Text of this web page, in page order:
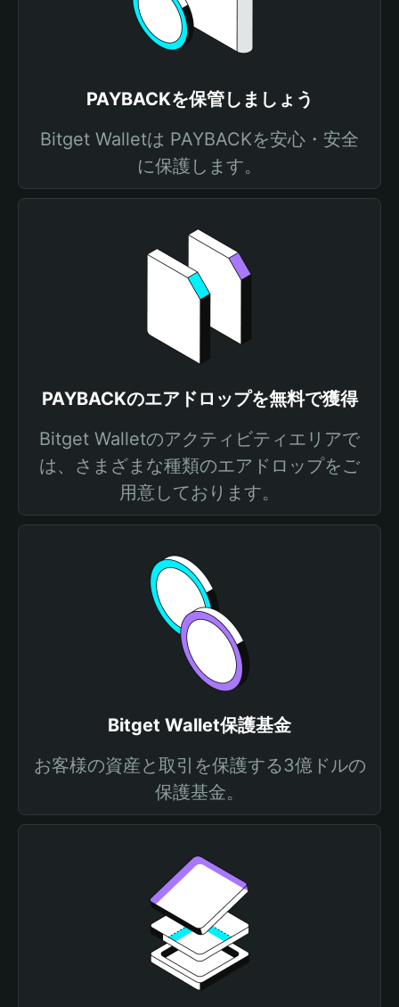
PAYBACKを保管しましょう
Bitget Walletは PAYBACKを安心・安全
に保護します。
PAYBACKのエアドロップを無料で獲得
Bitget Walletのアクティビティエリアで
は、さまざまな種類のエアドロップをご
用意しております。
Bitget Wallet保護基金
お客様の資産と取引を保護する3億ドルの
保護基金。